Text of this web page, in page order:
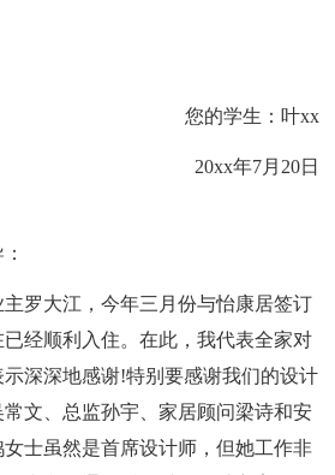
您的学生：叶xx
20xx年7月20日
罗大江，今年三月份与怡康居签订
经顺利入住。在此，我代表全家对
深深地感谢!特别要感谢我们的设计
文、总监孙宇、家居顾问梁诗和安
士虽然是首席设计师，但她工作非